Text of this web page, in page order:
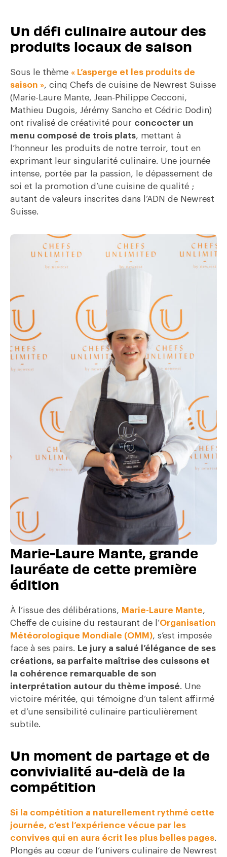
Un défi culinaire autour des
produits locaux de saison
Sous le thème « L’asperge et les produits de
saison », cinq Chefs de cuisine de Newrest Suisse
(Marie-Laure Mante, Jean-Philippe Cecconi,
Mathieu Dugois, Jérémy Sancho et Cédric Dodin)
ont rivalisé de créativité pour concocter un
menu composé de trois plats, mettant à
l’honneur les produits de notre terroir, tout en
exprimant leur singularité culinaire. Une journée
intense, portée par la passion, le dépassement de
soi et la promotion d’une cuisine de qualité ;
autant de valeurs inscrites dans l’ADN de Newrest
Suisse.
Marie-Laure Mante, grande
lauréate de cette première
édition
À l’issue des délibérations, Marie-Laure Mante,
Cheffe de cuisine du restaurant de l’Organisation
Météorologique Mondiale (OMM), s’est imposée
face à ses pairs. Le jury a salué l’élégance de ses
créations, sa parfaite maîtrise des cuissons et
la cohérence remarquable de son
interprétation autour du thème imposé. Une
victoire méritée, qui témoigne d’un talent affirmé
et d’une sensibilité culinaire particulièrement
subtile.
Un moment de partage et de
convivialité au-delà de la
compétition
Si la compétition a naturellement rythmé cette
journée, c’est l’expérience vécue par les
convives qui en aura écrit les plus belles pages.
Plongés au cœur de l’univers culinaire de Newrest